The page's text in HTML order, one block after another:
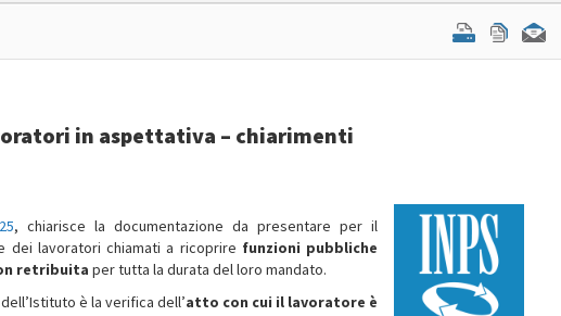
in aspettativa – chiarimenti
, chiarisce la documentazione da presentare per il
dei lavoratori chiamati a ricoprire funzioni pubbliche
retribuita per tutta la durata del loro mandato.
è la verifica dell’atto con cui il lavoratore è